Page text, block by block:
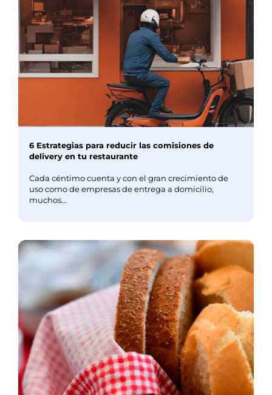
6 Estrategias para reducir las comisiones de
delivery en tu restaurante
Cada céntimo cuenta y con el gran crecimiento de
uso como de empresas de entrega a domicilio,
muchos...